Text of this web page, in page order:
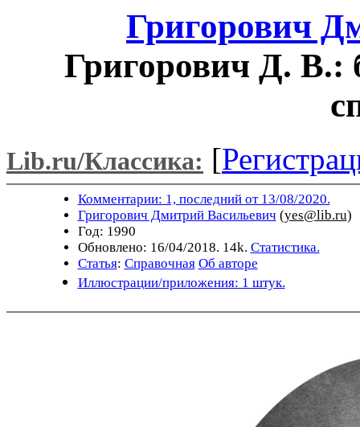
Григорович
Григорович Д. В.:
Lib.ru/Классика: [
Комментарии: 1, последний от 13/08/2020.
Григорович Дмитрий Васильевич (yes@lib.ru)
Год: 1990
Обновлено: 16/04/2018. 14k. Статистика.
Статья: Справочная Об авторе
Иллюстрации/приложения: 1 штук.